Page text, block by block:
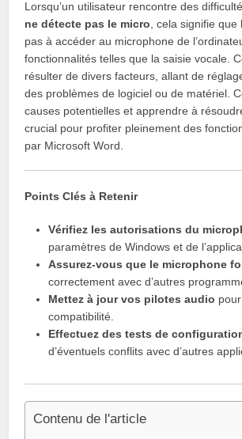
Lorsqu’un utilisateur rencontre des
ne détecte pas le micro , cela signifie
pas à accéder au microphone de
fonctionnalités telles que la saisie vocale.
résulter de divers facteurs, allant de
des problèmes de logiciel ou de matériel.
causes potentielles et apprendre à
crucial pour profiter pleinement des
par Microsoft Word.
Points Clés à Retenir
Vérifiez les autorisations du
paramètres de Windows et de
Assurez-vous que le microphone
correctement avec d’autres
Mettez à jour vos pilotes audio
compatibilité.
Effectuez des tests de
d’éventuels conflits avec d’autres
Contenu de l'article